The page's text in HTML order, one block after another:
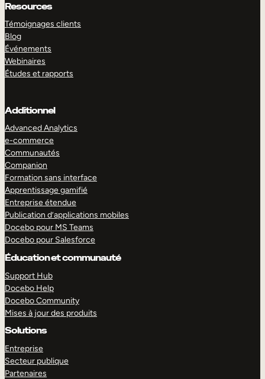
Resources
Témoignages clients
Blog
Événements
Webinaires
Études et rapports
Additionnel
Advanced Analytics
e-commerce
Communautés
Companion
Formation sans interface
Apprentissage gamifié
Entreprise étendue
Publication d’applications mobiles
Docebo pour MS Teams
Docebo pour Salesforce
Éducation et communauté
Support Hub
Docebo Help
Docebo Community
Mises à jour des produits
Solutions
Entreprise
Secteur publique
Partenaires